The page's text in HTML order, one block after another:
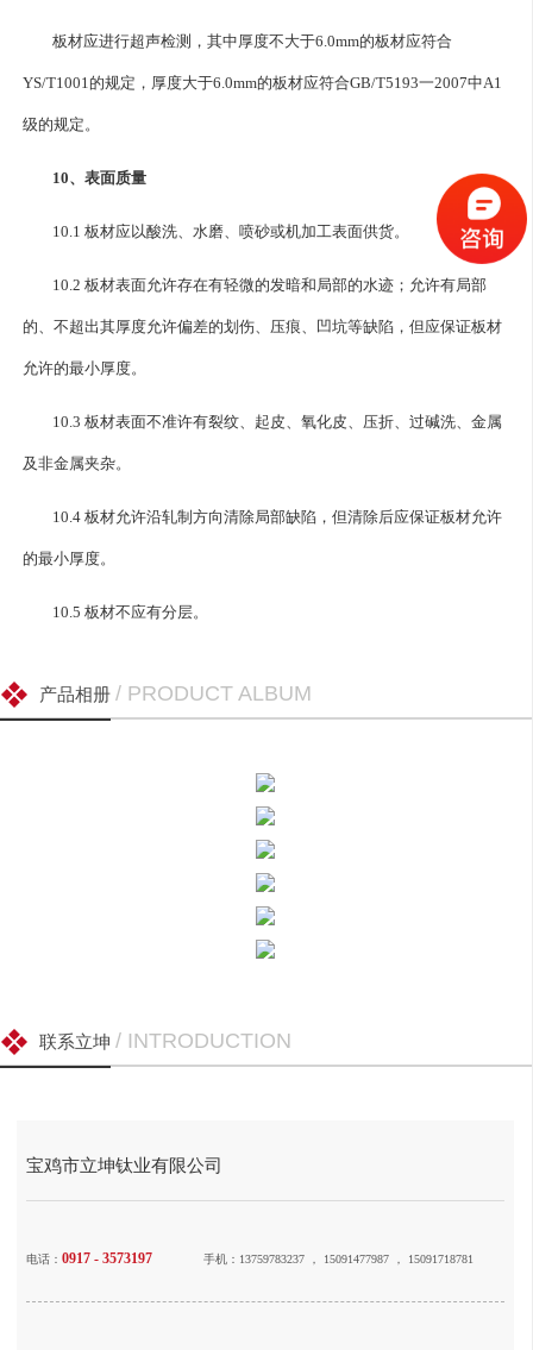
板材应进行超声检测，其中厚度不大于6.0mm的板材应符合
YS/T1001的规定，厚度大于6.0mm的板材应符合GB/T5193一2007中A1
级的规定。
10、表面质量
10.1 板材应以酸洗、水磨、喷砂或机加工表面供货。
10.2 板材表面允许存在有轻微的发暗和局部的水迹；允许有局部
的、不超出其厚度允许偏差的划伤、压痕、凹坑等缺陷，但应保证板材
允许的最小厚度。
10.3 板材表面不准许有裂纹、起皮、氧化皮、压折、过碱洗、金属
及非金属夹杂。
10.4 板材允许沿轧制方向清除局部缺陷，但清除后应保证板材允许
的最小厚度。
10.5 板材不应有分层。
产品相册 / PRODUCT ALBUM
联系立坤 / INTRODUCTION
宝鸡市立坤钛业有限公司
电话： 0917 - 3573197 手机：13759783237 ， 15091477987 ， 15091718781